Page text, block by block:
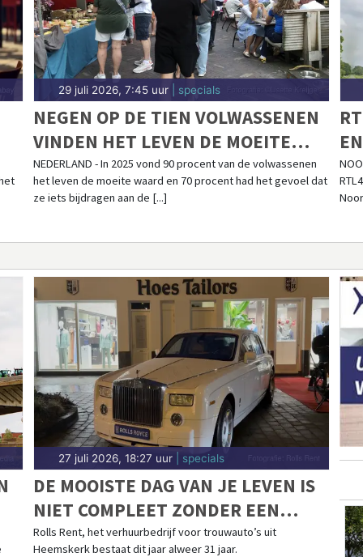
29 juli 2026, 7:45 uur| specials
NEGEN OP DE TIEN VOLWASSENEN
VINDEN HET LEVEN DE MOEITE
WAARD
NEDERLAND - In 2025 vond 90 procent van de volwassenen
het leven de moeite waard en 70 procent had het gevoel dat
ze iets bijdragen aan de [...]
27 juli 2026, 18:27 uur| specials
DE MOOISTE DAG VAN JE LEVEN IS
NIET COMPLEET ZONDER EEN
MOOIE TROUWAUTO
Rolls Rent, het verhuurbedrijf voor trouwauto’s uit
Heemskerk bestaat dit jaar alweer 31 jaar.